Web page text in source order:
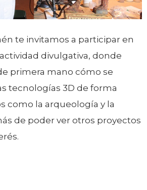
te invitamos a participar en
divulgativa, donde
primera mano cómo se
tecnologías 3D de forma
como la arqueología y la
de poder ver otros proyectos